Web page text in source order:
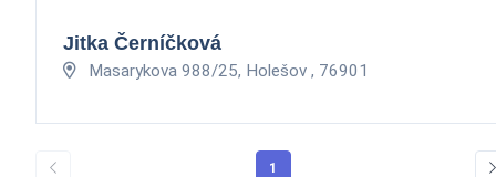
Jitka Černíčková
Masarykova 988/25, Holešov , 76901
1